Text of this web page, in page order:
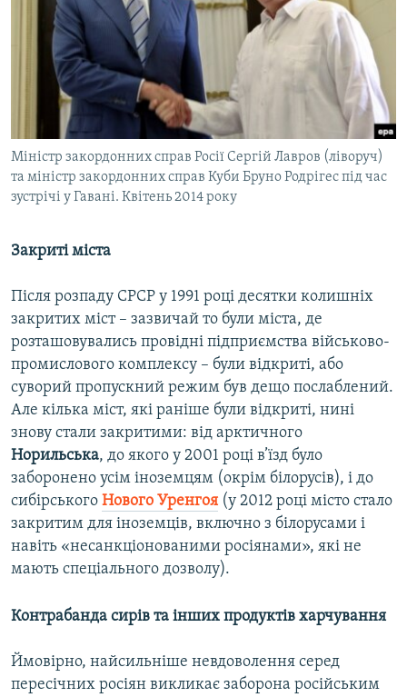
Міністр закордонних справ Росії Сергій Лавров (ліворуч)
та міністр закордонних справ Куби Бруно Родрігес під час
зустрічі у Гавані. Квітень 2014 року
Закриті міста
Після розпаду СРСР у 1991 році десятки колишніх
закритих міст – зазвичай то були міста, де
розташовувались провідні підприємства військово-
промислового комплексу – були відкриті, або
суворий пропускний режим був дещо послаблений.
Але кілька міст, які раніше були відкриті, нині
знову стали закритими: від арктичного
Норильська, до якого у 2001 році в’їзд було
заборонено усім іноземцям (окрім білорусів), і до
сибірського Нового Уренгоя (у 2012 році місто стало
закритим для іноземців, включно з білорусами і
навіть «несанкціонованими росіянами», які не
мають спеціального дозволу).
Контрабанда сирів та інших продуктів харчування
Ймовірно, найсильніше невдоволення серед
пересічних росіян викликає заборона російським